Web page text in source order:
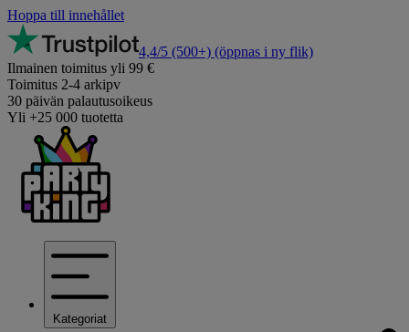
Hoppa till innehållet
4,4/5 (500+) (öppnas i ny flik)
Ilmainen toimitus yli 99 €
Toimitus 2-4 arkipv
30 päivän palautusoikeus
Yli +25 000 tuotetta
Kategoriat